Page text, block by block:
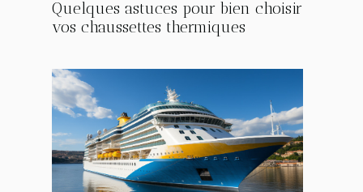
Quelques astuces pour bien choisir
vos chaussettes thermiques